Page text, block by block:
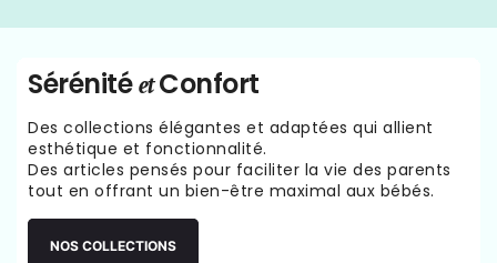
SérénitéetConfort
Des collections élégantes et adaptées qui allient
esthétique et fonctionnalité.
Des articles pensés pour faciliter la vie des parents
tout en offrant un bien-être maximal aux bébés.
NOS COLLECTIONS